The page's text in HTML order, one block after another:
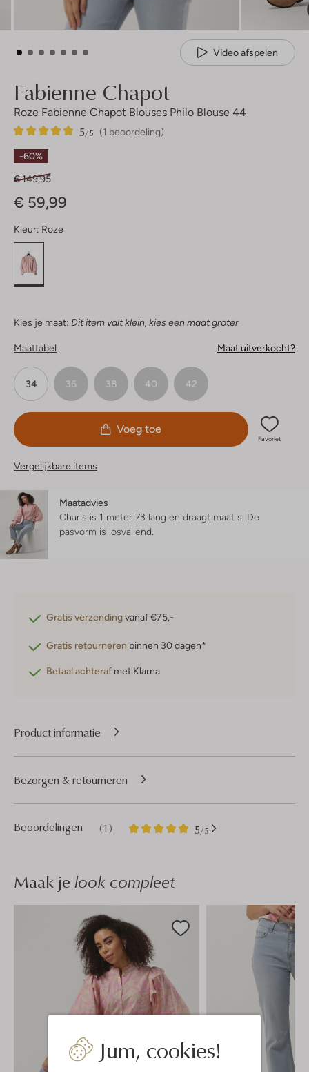
Jum, cookies!
Video afspelen
Fabienne Chapot
Roze Fabienne Chapot Blouses Philo Blouse 44
(1 beoordeling)
5/5
1
5
Sterren
-60%
€ 149,95
€ 59,99
Kleur: Roze
Kies je maat: Dit item valt klein, kies een maat groter
Maattabel Maat uitverkocht?
34 36 38 40 42
Voeg toe
Favoriet
Vergelijkbare items
Maatadvies
Charis is 1 meter 73 lang en draagt maat s. De
pasvorm is losvallend
Gratis verzendingvanaf €75,-
Gratis retourneren binnen 30 dagen*
Betaal achteraf met Klarna
Product informatie
Beoordelingen (1) 5/5
1
5
Bezorgen & retourneren
Maak je look compleet